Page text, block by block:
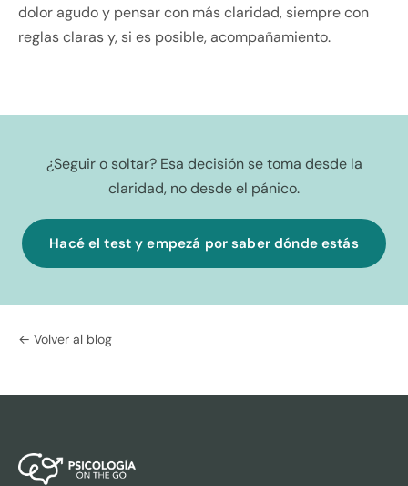
dolor agudo y pensar con más claridad, siempre con
reglas claras y, si es posible, acompañamiento.
¿Seguir o soltar? Esa decisión se toma desde la
claridad, no desde el pánico.
Hacé el test y empezá por saber dónde estás
← Volver al blog